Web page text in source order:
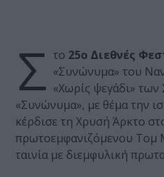
Σ το 25ο Διεθνές
«Συνώνυμα» του
«Χωρίς ψεγάδι» των
«Συνώνυμα», με θέμα την
κέρδισε τη Χρυσή Άρκτο
πρωτοεμφανιζόμενου Τομ
ταινία με διεμφυλική